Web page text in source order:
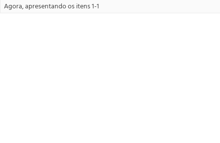
Agora, apresentando os itens 1-1